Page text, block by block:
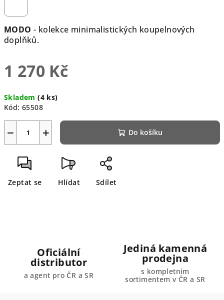
MODO - kolekce minimalistických koupelnových
doplňků.
1 270 Kč
cena:
Skladem(4 ks)
Kód: 65508
+
− Do košíku
Zeptat se Hlídat Sdílet
Oficiální
distributor
a agent pro ČR a SR
Jediná kamenná
prodejna
s kompletním
sortimentem v ČR a SR